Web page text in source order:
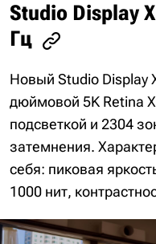
Studio Display
Гц
Новый Studio Display
дюймовой 5K Retina
подсветкой и 2304
затемнения.
себя: пиковая
1000 нит,